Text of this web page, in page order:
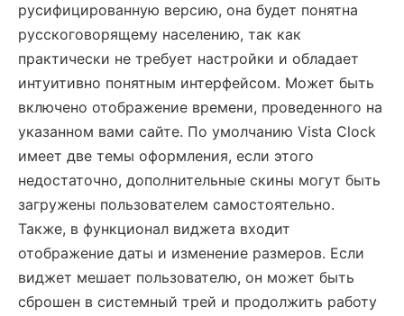
русифицированную версию, она будет понятна
русскоговорящему населению, так как
практически не требует настройки и обладает
интуитивно понятным интерфейсом. Может быть
включено отображение времени, проведенного на
указанном вами сайте. По умолчанию Vista Clock
имеет две темы оформления, если этого
недостаточно, дополнительные скины могут быть
загружены пользователем самостоятельно.
Также, в функционал виджета входит
отображение даты и изменение размеров. Если
виджет мешает пользователю, он может быть
сброшен в системный трей и продолжить работу